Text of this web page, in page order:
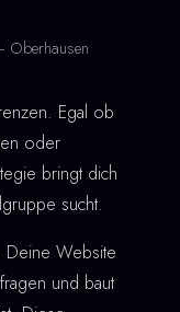
Oberhausen
Egal ob
oder
bringt dich
sucht.
Deine Website
und baut